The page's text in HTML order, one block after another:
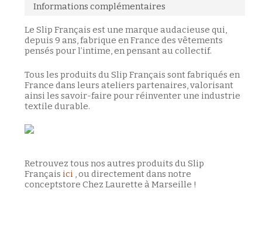
Informations complémentaires
Le Slip Français est une marque audacieuse qui,
depuis 9 ans, fabrique en France des vêtements
pensés pour l’intime, en pensant au collectif.
Tous les produits du Slip Français sont fabriqués en
France dans leurs ateliers partenaires, valorisant
ainsi les savoir-faire pour réinventer une industrie
textile durable.
Retrouvez tous nos autres produits du Slip
Français ici, ou directement dans notre
conceptstore Chez Laurette à Marseille !